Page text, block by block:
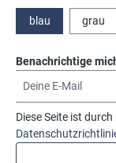
blau grau
Benachrichtige
Diese Seite ist